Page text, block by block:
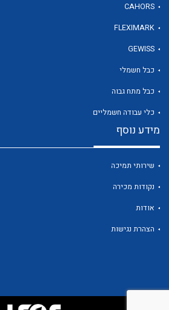
CAHORS
FLEXIMARK
GEWISS
כבל חשמלי
כבל מתח גבוה
כלי עבודה חשמליים
מידע נוסף
שירותי תמיכה
נקודות מכירה
אודות
הצהרת נגישות